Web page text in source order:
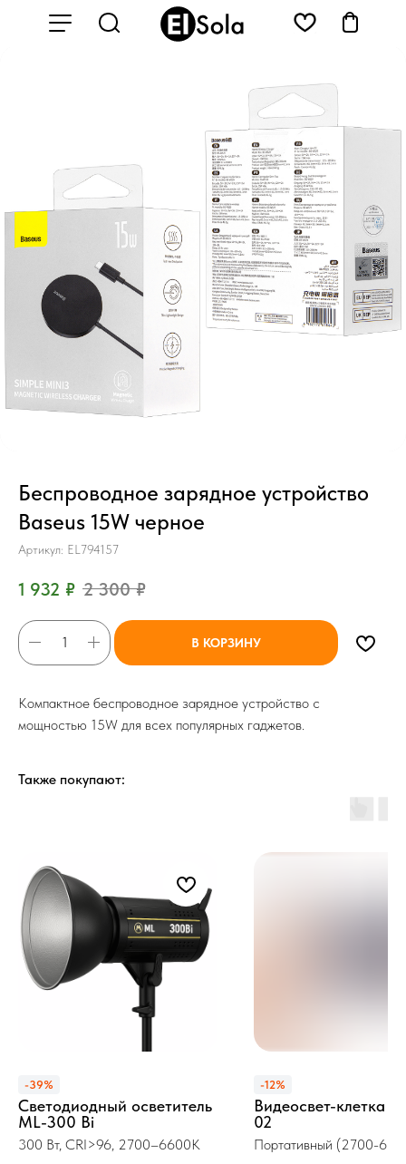
Беспроводное зарядное устройство
Baseus 15W черное
Артикул: EL794157
1 932 ₽ 2 300 ₽
В КОРЗИНУ
Компактное беспроводное зарядное устройство с
мощностью 15W для всех популярных гаджетов.
Также покупают:
-39%
Светодиодный осветитель
ML-300 Bi
300 Вт, CRI>96, 2700–6600K
-12%
Видеосвет-клетка
02
Портативный (2700-